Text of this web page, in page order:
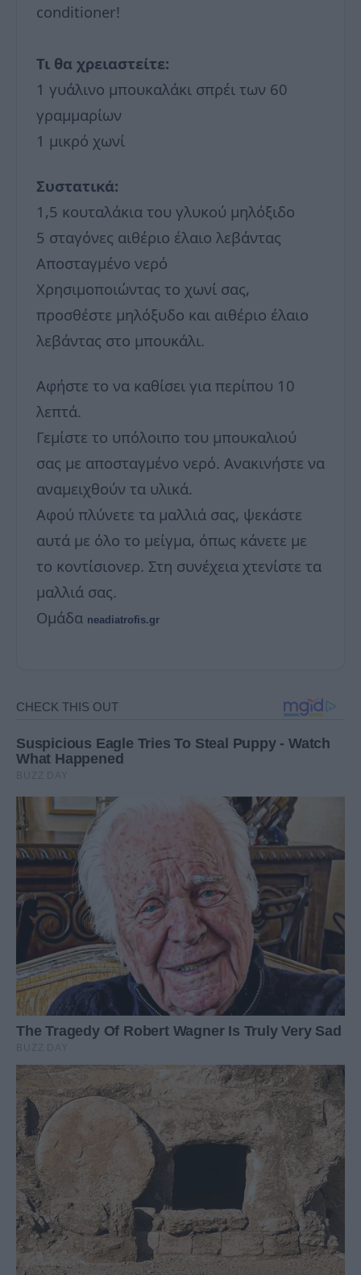
conditioner!
Τι θα χρειαστείτε:
1 γυάλινο μπουκαλάκι σπρέι των 60
γραμμαρίων
1 μικρό χωνί
Συστατικά:
1,5 κουταλάκια του γλυκού μηλόξιδο
5 σταγόνες αιθέριο έλαιο λεβάντας
Αποσταγμένο νερό
Χρησιμοποιώντας το χωνί σας,
προσθέστε μηλόξυδο και αιθέριο έλαιο
λεβάντας στο μπουκάλι.
Αφήστε το να καθίσει για περίπου 10
λεπτά.
Γεμίστε το υπόλοιπο του μπουκαλιού
σας με αποσταγμένο νερό. Ανακινήστε να
αναμειχθούν τα υλικά.
Αφού πλύνετε τα μαλλιά σας, ψεκάστε
αυτά με όλο το μείγμα, όπως κάνετε με
το κοντίσιονερ. Στη συνέχεια χτενίστε τα
μαλλιά σας.
Ομάδα neadiatrofis.gr